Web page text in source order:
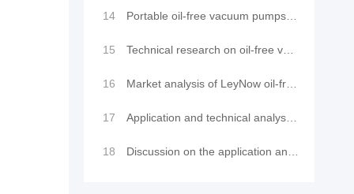
14 Portable oil-free vacuum pumps are widely used in scientific research and industry and their mainten
15 Technical research on oil-free vacuum pumps and their application advantages
16 Market analysis of LeyNow oil-free vacuum pumps in the application field of vacuum laminating machin
17 Application and technical analysis of oil-free vacuum pumps in vacuum laminating machine equipment
18 Discussion on the application and technology of LeyNow oil-free vacuum pump in environmental testing